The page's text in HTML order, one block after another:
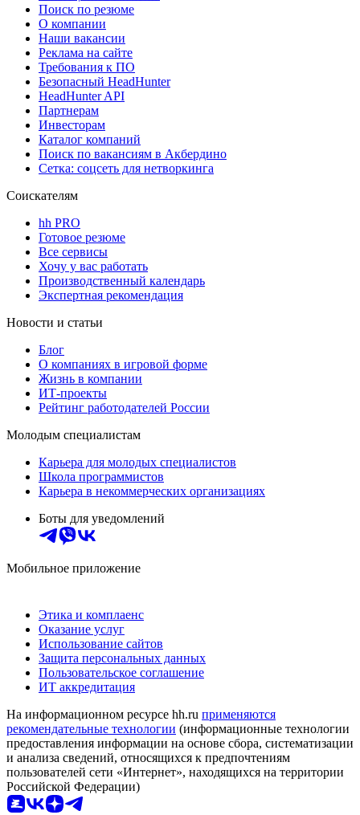
Поиск по резюме
О компании
Наши вакансии
Реклама на сайте
Требования к ПО
Безопасный HeadHunter
HeadHunter API
Партнерам
Инвесторам
Каталог компаний
Поиск по вакансиям в Акбердино
Сетка: соцсеть для нетворкинга
Соискателям
hh PRO
Готовое резюме
Все сервисы
Хочу у вас работать
Производственный календарь
Экспертная рекомендация
Новости и статьи
Блог
О компаниях в игровой форме
Жизнь в компании
ИТ-проекты
Рейтинг работодателей России
Молодым специалистам
Карьера для молодых специалистов
Школа программистов
Карьера в некоммерческих организациях
Боты для уведомлений
Мобильное приложение
Этика и комплаенс
Оказание услуг
Использование сайтов
Защита персональных данных
Пользовательское соглашение
ИТ аккредитация
На информационном ресурсе hh.ru применяются
рекомендательные технологии (информационные технологии
предоставления информации на основе сбора, систематизации
и анализа сведений, относящихся к предпочтениям
пользователей сети «Интернет», находящихся на территории
Российской Федерации)